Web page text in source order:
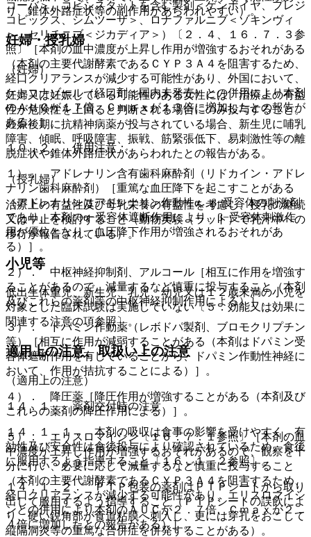
り、錐体外路症状等の副作用があらわれやすい）。
妊婦・授乳婦
（妊婦）
妊婦又は妊娠している可能性のある女性には、治療上の有益
性が危険性を上回ると判断される場合にのみ投与すること。
妊娠後期に抗精神病薬が投与されている場合、新生児に哺乳
障害、傾眠、呼吸障害、振戦、筋緊張低下、易刺激性等の離
脱症状や錐体外路症状があらわれたとの報告がある。
（授乳婦）
治療上の有益性及び母乳栄養の有益性を考慮し、授乳の継続
又は中止を検討すること（動物実験（ラット）で乳汁中への
移行が報告されている）。
小児等
低出生体重児、新生児、乳児、幼児又は１２歳未満の小児を
対象とした臨床試験は実施していない〔５．効能又は効果に
関連する注意の項参照〕。
適用上の注意、取扱い上の注意
（適用上の注意）
１４．１． 薬剤交付時の注意
１４．１．１． 本剤の吸収は食事の影響を受けやすく、有
効性及び安全性は食後投与により確認されているため、食後
に服用するよう指導すること〔１６．１．２参照〕。
１４．１．２． ＰＴＰ包装の薬剤はＰＴＰシートから取り
出して服用するよう指導すること（ＰＴＰシートの誤飲によ
り、硬い鋭角部が食道粘膜へ刺入し、更には穿孔をおこして
縦隔洞炎等の重篤な合併症を併発することがある）。
コーバ＞、コビシスタットを含む製剤＜ゲンボイヤ、プレジ
コビックス、シムツーザ＞、ロナファルニブ＜ゾキンヴィ
＞、セリチニブ＜ジカディア＞）〔２．４、１６．７．３参
照〕［本剤の血中濃度が上昇し作用が増強するおそれがある
（本剤の主要代謝酵素であるＣＹＰ３Ａ４を阻害するため、
経口クリアランスが減少する可能性があり、外国において、
ケトコナゾール（経口剤：国内未発売）との併用により本剤
のＡＵＣが１７倍、Ｃｍａｘが１３倍に増加したとの報告が
ある）］。
１０．２． 併用注意：
１）． アドレナリン含有歯科麻酔剤（リドカイン・アドレ
ナリン歯科麻酔剤）［重篤な血圧降下を起こすことがある
（アドレナリンはアドレナリン作動性α、β−受容体の刺激剤
であり、本剤のα−受容体遮断作用により、β−受容体刺激作
用が優位となり、血圧降下作用が増強されるおそれがあ
る）］。
２）． 中枢神経抑制剤、アルコール［相互に作用を増強す
ることがあるので、減量するなど慎重に投与すること（本剤
及びこれらの薬剤等の中枢神経抑制作用による）］。
３）． ドパミン作動薬（レボドパ製剤、ブロモクリプチン
等）［相互に作用が減弱することがある（本剤はドパミン受
容体遮断作用を有していることから、ドパミン作動性神経に
おいて、作用が拮抗することによる）］。
４）． 降圧薬［降圧作用が増強することがある（本剤及び
これらの薬剤の降圧作用による）］。
５）． エリスロマイシン〔１６．７．１参照〕［本剤の血
中濃度が上昇し作用が増強するおそれがあるので、観察を十
分に行い、必要に応じて減量するなど慎重に投与すること
（本剤の主要代謝酵素であるＣＹＰ３Ａ４を阻害するため、
経口クリアランスが減少する可能性があり、エリスロマイシ
ンとの併用により本剤のＡＵＣが２．７倍、Ｃｍａｘが２．
４倍に増加したとの報告がある）］。